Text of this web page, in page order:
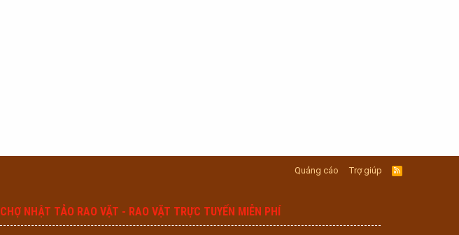
Quảng cáo Trợ giúp
R
S
CHỢ NHẬT TẢO RAO VẶT - RAO VẶT TRỰC TUYẾN MIỄN PHÍ